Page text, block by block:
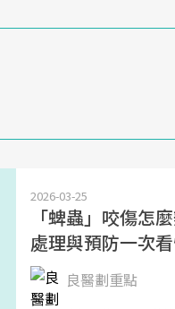
2026-03-25
「蜱蟲」咬傷怎
處理與預防一次
良醫劃重點